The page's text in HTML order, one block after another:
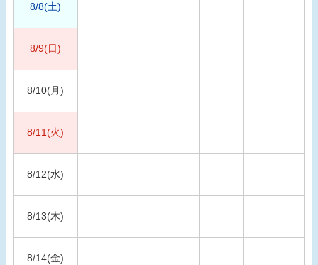
8/8(土)
8/9(日)
8/10(月)
8/11(火)
8/12(水)
8/13(木)
8/14(金)